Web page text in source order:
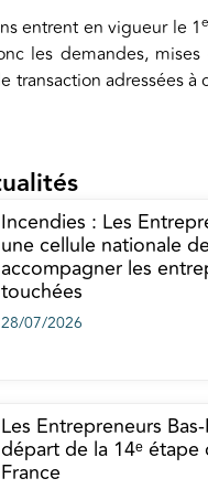
entrent en vigueur le 1
les demandes,
transaction adressées
Incendies : Les
une cellule nationale
accompagner les
touchées
28/07/2026
Les Entrepreneurs
départ de la 14ᵉ étape
France